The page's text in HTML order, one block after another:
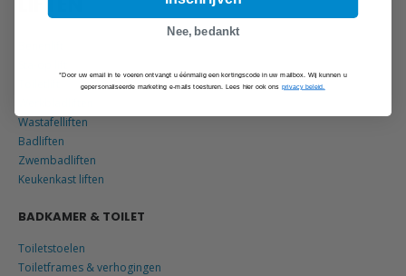
Wastafelliften
Badliften
Zwembadliften
Keukenkast liften
BADKAMER & TOILET
Toiletstoelen
Toiletframes & verhogingen
Nee, bedankt
*Door uw email in te voeren ontvangt u éénmalig een kortingscode in uw mailbox. Wij kunnen u
gepersonaliseerde marketing e-mails toesturen. Lees hier ook ons privacy beleid.